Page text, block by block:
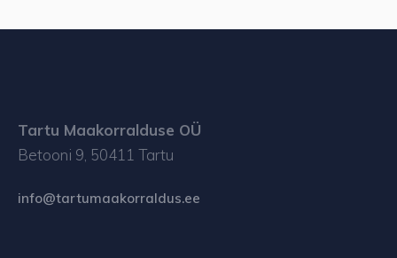
Tartu Maakorralduse OÜ
Betooni 9, 50411 Tartu
info@tartumaakorraldus.ee